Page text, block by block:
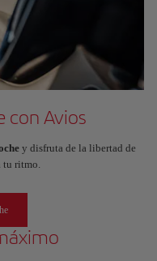
con Avios
y disfruta de la libertad de
tu ritmo.